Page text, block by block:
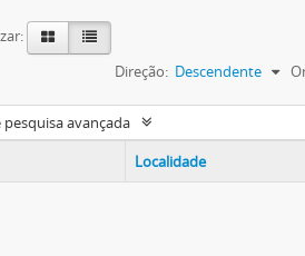
Direção: Descendente
pesquisa avançada
Localidade